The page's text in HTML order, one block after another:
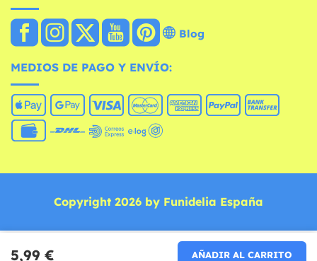
5,99 € AÑADIR AL CARRITO
Blog
MEDIOS DE PAGO Y ENVÍO:
Copyright 2026 by Funidelia España